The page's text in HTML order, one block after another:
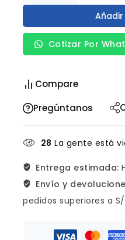
Cotizar Por
Compare
Pregúntanos
28 La gente está
Entrega estimada:
Envío y
pedidos superiores a